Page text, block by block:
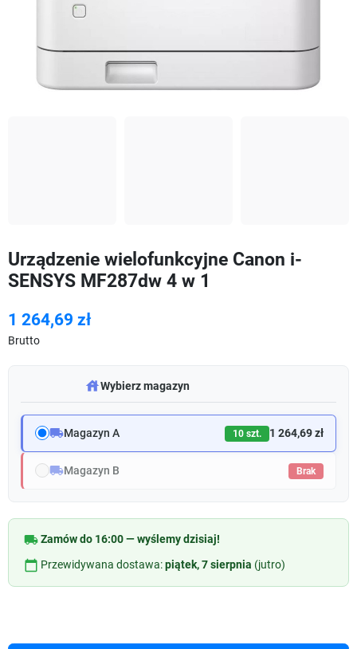
Urządzenie wielofunkcyjne Canon i-
SENSYS MF287dw 4 w 1
1 264,69 zł
Brutto
warehouseWybierz magazyn
local_shippingMagazyn A 10 szt. 1 264,69 zł
local_shippingMagazyn B Brak
local_shippingZamów do 16:00 — wyślemy dzisiaj!
calendar_today Przewidywana dostawa:piątek, 7 sierpnia (jutro)